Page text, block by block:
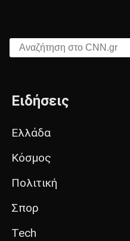
Αναζήτηση στο CNN.gr
Ειδήσεις
Ελλάδα
Κόσμος
Πολιτική
Σπορ
Tech